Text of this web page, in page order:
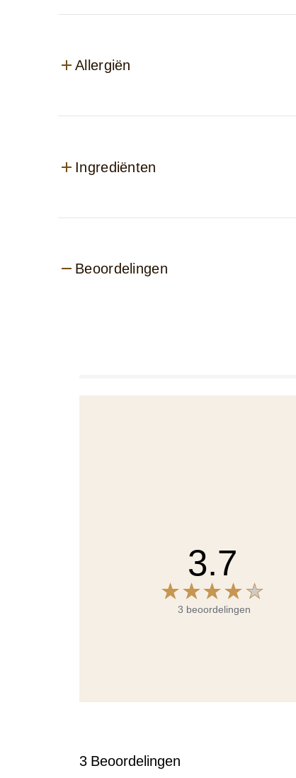
Allergiën
Ingrediënten
Beoordelingen
3.7
3 beoordelingen
3 Beoordelingen